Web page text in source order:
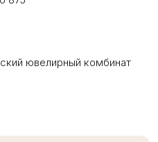
ювелирный комбинат